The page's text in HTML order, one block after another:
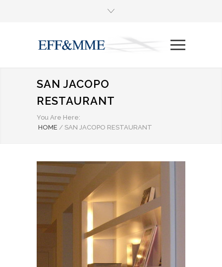
SAN JACOPO
RESTAURANT
You Are Here:
HOME / SAN JACOPO RESTAURANT